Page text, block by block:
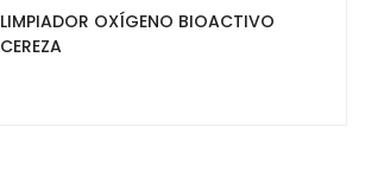
LIMPIADOR OXÍGENO BIOACTIVO
CEREZA